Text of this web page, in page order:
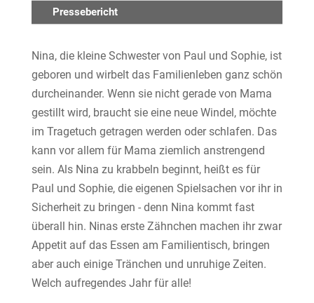
Pressebericht
Nina, die kleine Schwester von Paul und Sophie, ist
geboren und wirbelt das Familienleben ganz schön
durcheinander. Wenn sie nicht gerade von Mama
gestillt wird, braucht sie eine neue Windel, möchte
im Tragetuch getragen werden oder schlafen. Das
kann vor allem für Mama ziemlich anstrengend
sein. Als Nina zu krabbeln beginnt, heißt es für
Paul und Sophie, die eigenen Spielsachen vor ihr in
Sicherheit zu bringen - denn Nina kommt fast
überall hin. Ninas erste Zähnchen machen ihr zwar
Appetit auf das Essen am Familientisch, bringen
aber auch einige Tränchen und unruhige Zeiten.
Welch aufregendes Jahr für alle!